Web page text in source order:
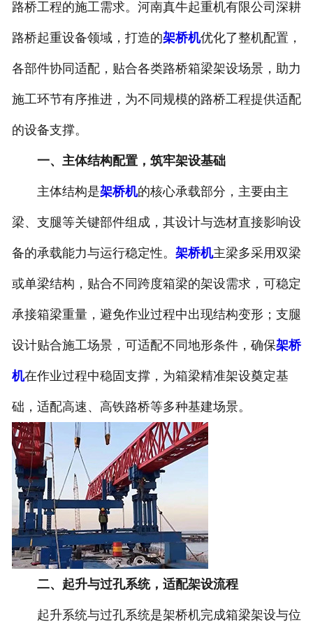
路桥工程的施工需求。河南真牛起重机有限公司深耕
路桥起重设备领域，打造的架桥机优化了整机配置，
各部件协同适配，贴合各类路桥箱梁架设场景，助力
施工环节有序推进，为不同规模的路桥工程提供适配
的设备支撑。
一、主体结构配置，筑牢架设基础
主体结构是架桥机的核心承载部分，主要由主
梁、支腿等关键部件组成，其设计与选材直接影响设
备的承载能力与运行稳定性。 架桥机主梁多采用双梁
或单梁结构，贴合不同跨度箱梁的架设需求，可稳定
承接箱梁重量，避免作业过程中出现结构变形；支腿
设计贴合施工场景，可适配不同地形条件，确保架桥
机在作业过程中稳固支撑，为箱梁精准架设奠定基
础，适配高速、高铁路桥等多种基建场景。
二、起升与过孔系统，适配架设流程
起升系统与过孔系统是架桥机完成箱梁架设与位